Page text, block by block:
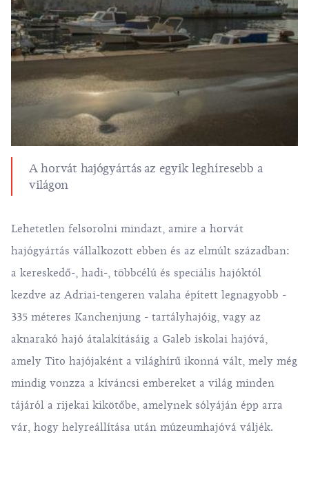
A horvát hajógyártás az egyik leghíresebb a
világon
Lehetetlen felsorolni mindazt, amire a horvát
hajógyártás vállalkozott ebben és az elmúlt században:
a kereskedő-, hadi-, többcélú és speciális hajóktól
kezdve az Adriai-tengeren valaha épített legnagyobb -
335 méteres Kanchenjung - tartályhajóig, vagy az
aknarakó hajó átalakításáig a Galeb iskolai hajóvá,
amely Tito hajójaként a világhírű ikonná vált, mely még
mindig vonzza a kíváncsi embereket a világ minden
tájáról a rijekai kikötőbe, amelynek sólyáján épp arra
vár, hogy helyreállítása után múzeumhajóvá váljék.